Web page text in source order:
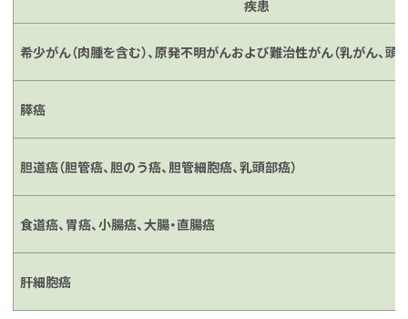
に
る
疾患
希少がん（肉腫を含む）、原発不明がんおよび難治性がん（乳がん、頭
膵癌
胆道癌（胆管癌、胆のう癌、胆管細胞癌、乳頭部癌）
食道癌、胃癌、小腸癌、大腸・直腸癌
肝細胞癌